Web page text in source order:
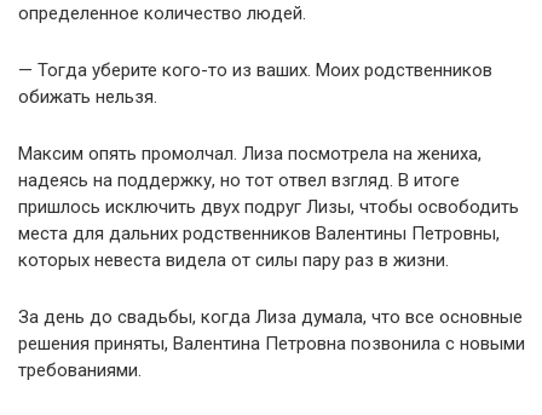
определенное количество людей.
— Тогда уберите кого-то из ваших. Моих родственников
обижать нельзя.
Максим опять промолчал. Лиза посмотрела на жениха,
надеясь на поддержку, но тот отвел взгляд. В итоге
пришлось исключить двух подруг Лизы, чтобы освободить
места для дальних родственников Валентины Петровны,
которых невеста видела от силы пару раз в жизни.
За день до свадьбы, когда Лиза думала, что все основные
решения приняты, Валентина Петровна позвонила с новыми
требованиями.